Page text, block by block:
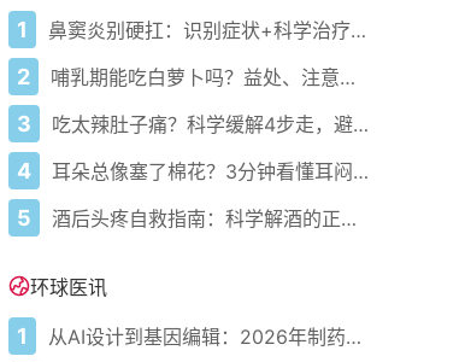
1 鼻窦炎别硬扛：识别症状+科学治疗+避坑指南
2 哺乳期能吃白萝卜吗？益处、注意事项一次说清
3 吃太辣肚子痛？科学缓解4步走，避免“辣出胃炎”
4 耳朵总像塞了棉花？3分钟看懂耳闷的真相与自救指南
5 酒后头疼自救指南：科学解酒的正确打开方式
环球医讯
1 从AI设计到基因编辑：2026年制药领域重大突破